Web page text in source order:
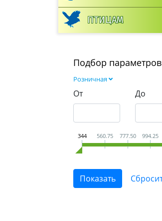
ПТИЦАМ
Подбор параметров
Розничная
От До
344 560.75 777.50 994.25